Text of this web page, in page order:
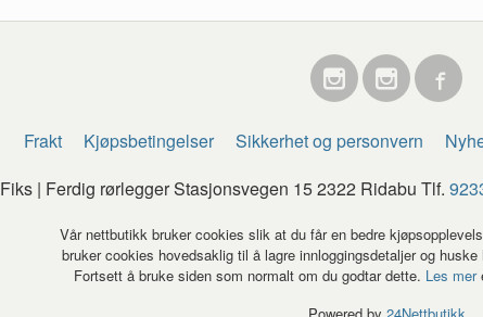
Frakt Kjøpsbetingelser Sikkerhet og personvern
Fiks | Ferdig rørlegger Stasjonsvegen 15 2322 Ridabu Tlf.
Vår nettbutikk bruker cookies slik at du får en bedre
bruker cookies hovedsaklig til å lagre innloggingsdetaljer og
Fortsett å bruke siden som normalt om du godtar dette. Les mer